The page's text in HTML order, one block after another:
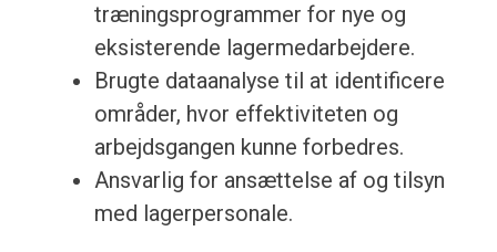
træningsprogrammer for nye og
eksisterende lagermedarbejdere.
Brugte dataanalyse til at identificere
områder, hvor effektiviteten og
arbejdsgangen kunne forbedres.
Ansvarlig for ansættelse af og tilsyn
med lagerpersonale.